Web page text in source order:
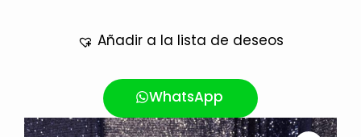
Añadir a la lista de deseos
WhatsApp